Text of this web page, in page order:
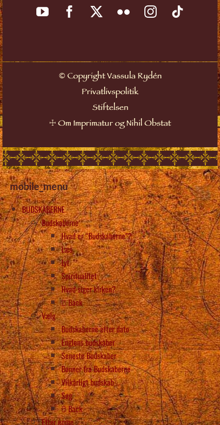
©Copyright Vassula Rydén
Privatlivspolitik
Stiftelsen
☩ Om Imprimatur og Nihil Obstat
mobile_menu
BUDSKABERNE
Budskaberne
Hvad er “Budskaberne”?
Læs
Lyt
Spiritualitet
Hvad siger kirken?
Back
Vælg
Budskaberne efter dato
Englens budskaber
Seneste Budskaber
Bønner fra Budskaberne
Vilkårligt budskab
Søg
Back
Efter emne